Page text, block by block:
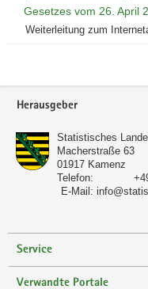
Gesetzes vom 26. April
Weiterleitung zum
Footer-
Herausgeber
Statistisches
Macherstraße 63
01917 Kamenz
Telefon:
E-Mail:
Service
Verwandte Portale